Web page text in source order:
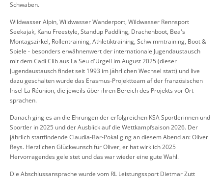
Schwaben.
Wildwasser Alpin, Wildwasser Wanderport, Wildwasser Rennsport
Seekajak, Kanu Freestyle, Standup Paddling, Drachenboot, Bea's
Montagszirkel, Rollentraining, Athletiktraining, Schwimmtraining, Boot &
Spiele - besonders erwähnenwert der internationale Jugendaustausch
mit dem Cadi Clib aus La Seu d'Urgell im August 2025 (dieser
Jugendaustausch findet seit 1993 im jährlichen Wechsel statt) und live
dazu geschalten wurde das Erasmus-Projektteam af der französischen
Insel La Réunion, die jeweils über ihren Bereich des Projekts vor Ort
sprachen.
Danach ging es an die Ehrungen der erfolgreichen KSA Sportlerinnen und
Sportler in 2025 und der Ausblick auf die Wettkampfsaison 2026. Der
jährlich stattfindende Claudia-Bär-Pokal ging an diesem Abend an: Oliver
Reys. Herzlichen Glückwunsch für Oliver, er hat wirklich 2025
Hervorragendes geleistet und das war wieder eine gute Wahl.
Die Abschlussansprache wurde vom RL Leistungssport Dietmar Zutt